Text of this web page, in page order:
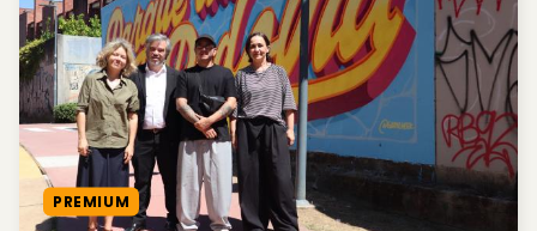
PREMIUM